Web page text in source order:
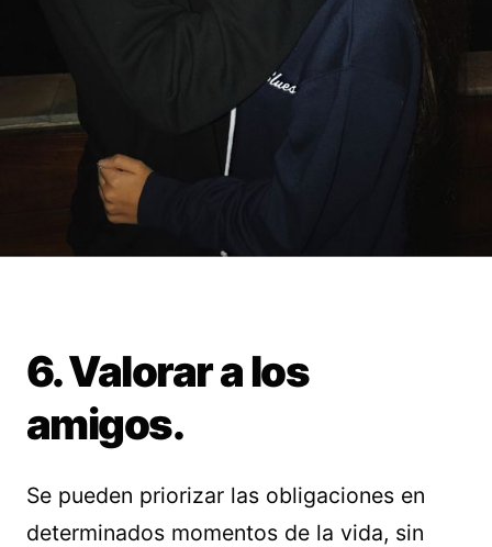
6. Valorar a los
amigos.
Se pueden priorizar las obligaciones en
determinados momentos de la vida, sin